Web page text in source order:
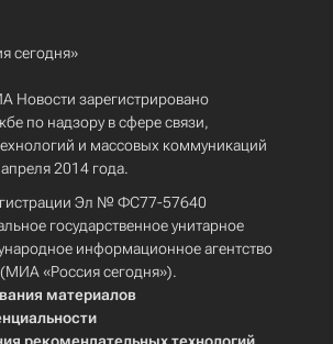
сегодня»
Новости зарегистрировано
по надзору в сфере связи,
и массовых коммуникаций
2014 года.
Эл № ФС77-57640
государственное унитарное
информационное агентство
(МИА «Россия сегодня»).
материалов